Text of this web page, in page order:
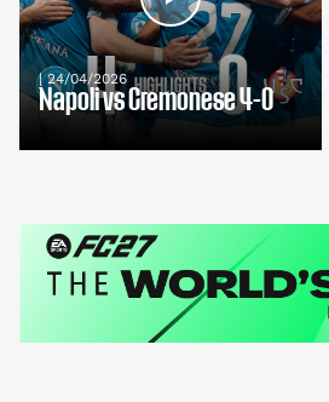
| 24/04/2026
Napoli vs Cremonese 4-0